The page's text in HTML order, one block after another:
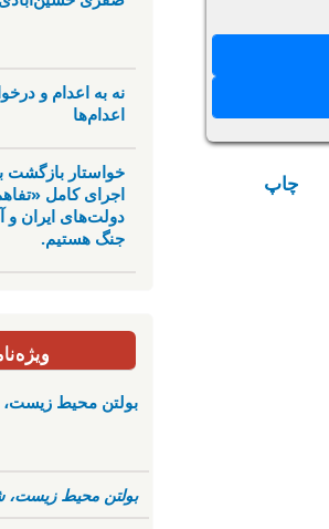
چاپ
نه به اعدام و
اعدام‌ها
خواستار بازگشت
اجرای کامل
دولت‌های ایران و
جنگ هستیم.
بولتن محیط زیست،
بولتن محیط زیست،